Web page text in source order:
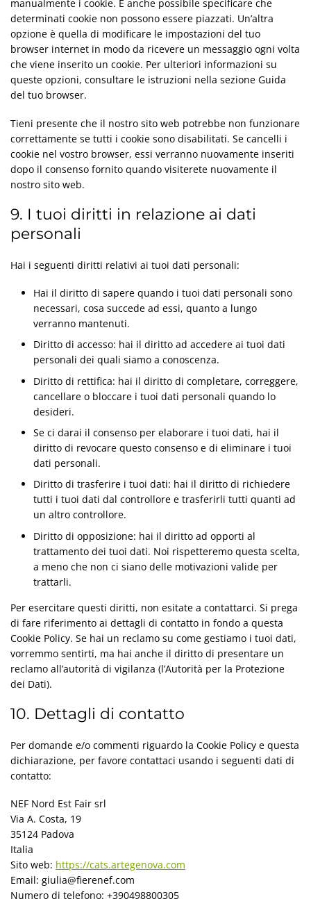
manualmente i cookie. È anche possibile specificare che
determinati cookie non possono essere piazzati. Un’altra
opzione è quella di modificare le impostazioni del tuo
browser internet in modo da ricevere un messaggio ogni volta
che viene inserito un cookie. Per ulteriori informazioni su
queste opzioni, consultare le istruzioni nella sezione Guida
del tuo browser.
Tieni presente che il nostro sito web potrebbe non funzionare
correttamente se tutti i cookie sono disabilitati. Se cancelli i
cookie nel vostro browser, essi verranno nuovamente inseriti
dopo il consenso fornito quando visiterete nuovamente il
nostro sito web.
9. I tuoi diritti in relazione ai dati
personali
Hai i seguenti diritti relativi ai tuoi dati personali:
Hai il diritto di sapere quando i tuoi dati personali sono
necessari, cosa succede ad essi, quanto a lungo
verranno mantenuti.
Diritto di accesso: hai il diritto ad accedere ai tuoi dati
personali dei quali siamo a conoscenza.
Diritto di rettifica: hai il diritto di completare, correggere,
cancellare o bloccare i tuoi dati personali quando lo
desideri.
Se ci darai il consenso per elaborare i tuoi dati, hai il
diritto di revocare questo consenso e di eliminare i tuoi
dati personali.
Diritto di trasferire i tuoi dati: hai il diritto di richiedere
tutti i tuoi dati dal controllore e trasferirli tutti quanti ad
un altro controllore.
Diritto di opposizione: hai il diritto ad opporti al
trattamento dei tuoi dati. Noi rispetteremo questa scelta,
a meno che non ci siano delle motivazioni valide per
trattarli.
Per esercitare questi diritti, non esitate a contattarci. Si prega
di fare riferimento ai dettagli di contatto in fondo a questa
Cookie Policy. Se hai un reclamo su come gestiamo i tuoi dati,
vorremmo sentirti, ma hai anche il diritto di presentare un
reclamo all’autorità di vigilanza (l’Autorità per la Protezione
dei Dati).
10. Dettagli di contatto
Per domande e/o commenti riguardo la Cookie Policy e questa
dichiarazione, per favore contattaci usando i seguenti dati di
contatto:
NEF Nord Est Fair srl
Via A. Costa, 19
35124 Padova
Italia
Sito web: https://cats.artegenova.com
Email: giulia@fierenef.com
Numero di telefono: +390498800305